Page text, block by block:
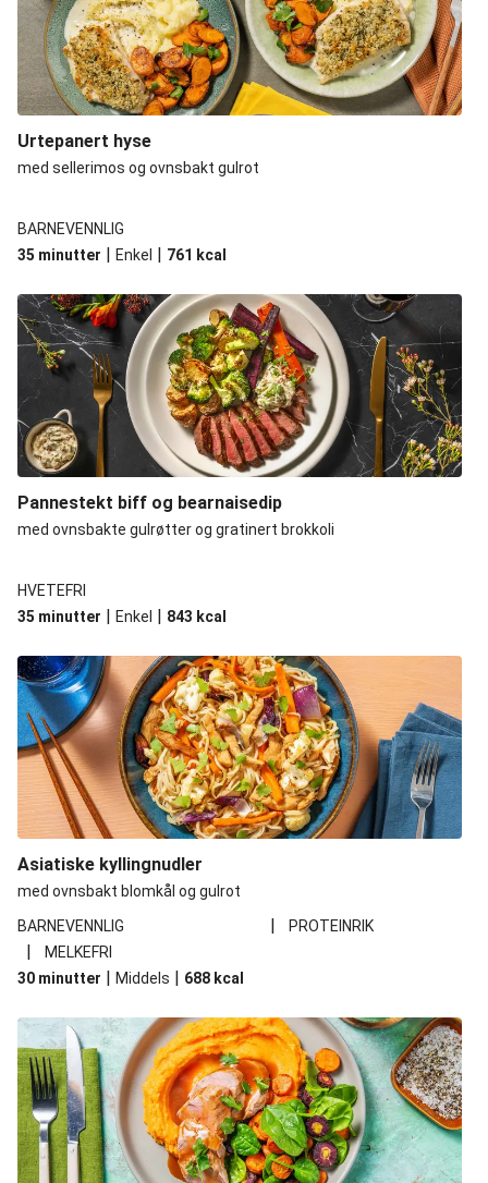
Urtepanert hyse
med sellerimos og ovnsbakt gulrot
BARNEVENNLIG
35 minutter | Enkel | 761 kcal
Pannestekt biff og bearnaisedip
med ovnsbakte gulrøtter og gratinert brokkoli
HVETEFRI
35 minutter | Enkel | 843 kcal
Asiatiske kyllingnudler
med ovnsbakt blomkål og gulrot
BARNEVENNLIG
| PROTEINRIK
|
MELKEFRI
30 minutter | Middels | 688 kcal